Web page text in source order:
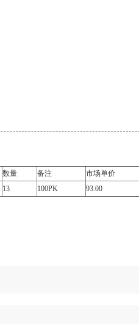
数量 备注
市场单价
13 100PK 93.00